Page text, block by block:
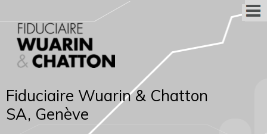
Fiduciaire Wuarin & Chatton
SA, Genève